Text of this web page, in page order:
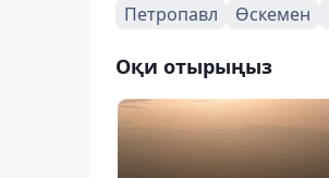
Петропавл Өскемен
Оқи отырыңыз